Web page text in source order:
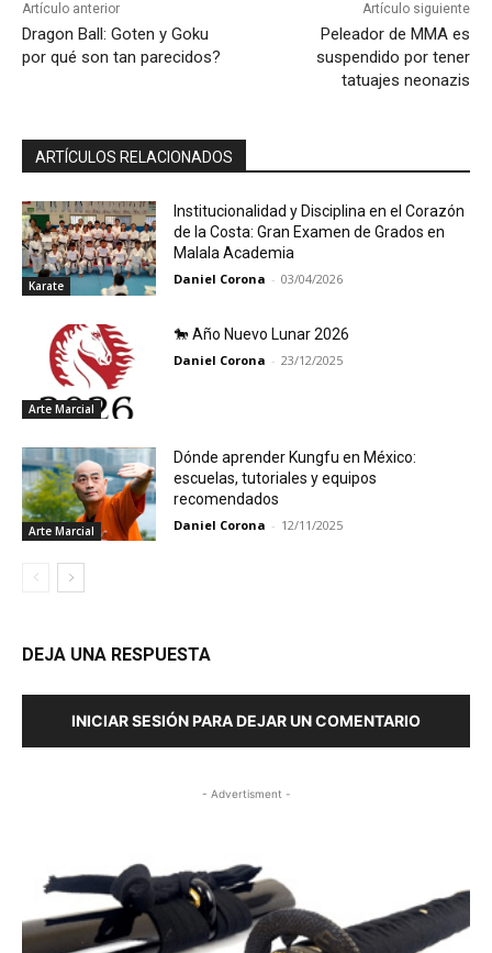
Artículo anterior
Dragon Ball: Goten y Goku
por qué son tan parecidos?
Artículo siguiente
Peleador de MMA es
suspendido por tener
tatuajes neonazis
ARTÍCULOS RELACIONADOS
Karate
Institucionalidad y Disciplina en el Corazón
de la Costa: Gran Examen de Grados en
Malala Academia
Daniel Corona - 03/04/2026
Arte Marcial
🐎 Año Nuevo Lunar 2026
Daniel Corona - 23/12/2025
Arte Marcial
Dónde aprender Kungfu en México:
escuelas, tutoriales y equipos
recomendados
Daniel Corona - 12/11/2025
DEJA UNA RESPUESTA
INICIAR SESIÓN PARA DEJAR UN COMENTARIO
- Advertisment -